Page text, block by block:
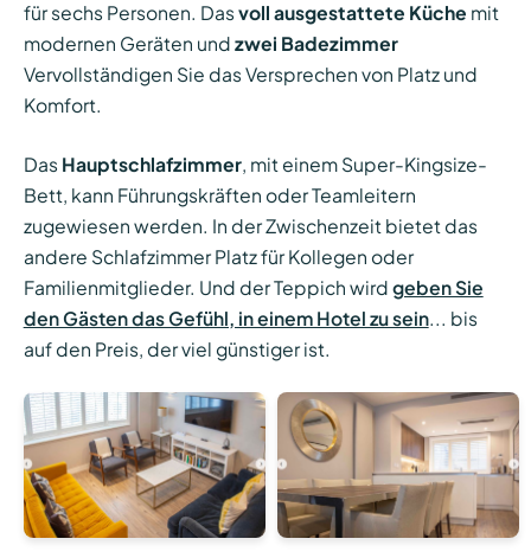
für sechs Personen. Das voll ausgestattete Küche mit
modernen Geräten und zwei Badezimmer
Vervollständigen Sie das Versprechen von Platz und
Komfort.
Das Hauptschlafzimmer, mit einem Super-Kingsize-
Bett, kann Führungskräften oder Teamleitern
zugewiesen werden. In der Zwischenzeit bietet das
andere Schlafzimmer Platz für Kollegen oder
Familienmitglieder. Und der Teppich wird geben Sie
den Gästen das Gefühl, in einem Hotel zu sein... bis
auf den Preis, der viel günstiger ist.